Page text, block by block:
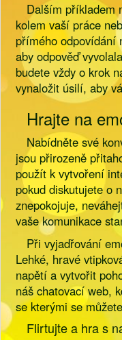
Dalším příkladem
kolem vaší práce
přímého odpovídání
aby odpověď
budete vždy o krok
vynaložit úsilí, aby
Hrajte na
Nabídněte své
jsou přirozeně
použít k vytvoření
pokud diskutujete o
znepokojuje,
vaše komunikace
Při vyjadřování
Lehké, hravé
napětí a vytvořit
náš chatovací web,
se kterými se
Flirtujte a hra s